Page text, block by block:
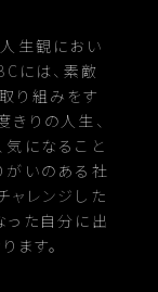
生観におい
には、素敵
り組みをす
りの人生、
気になること
がいのある社
ャレンジした
った自分に出
ます。